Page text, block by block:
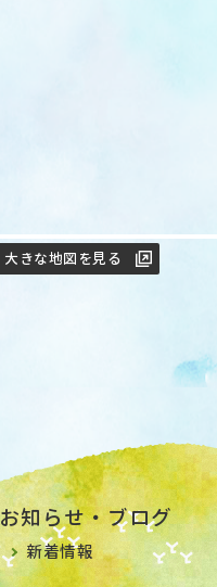
大きな地図を見る
お知らせ・ブログ
新着情報